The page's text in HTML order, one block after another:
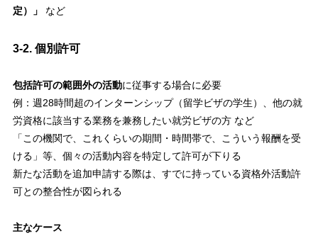
定）」
など
3-2. 個別許可
包括許可の範囲外の活動に従事する場合に必要
例：週28時間超のインターンシップ（留学ビザの学生）、他の就
労資格に該当する業務を兼務したい就労ビザの方 など
「この機関で、これくらいの期間・時間帯で、こういう報酬を受
ける」等、個々の活動内容を特定して許可が下りる
新たな活動を追加申請する際は、すでに持っている資格外活動許
可との整合性が図られる
主なケース